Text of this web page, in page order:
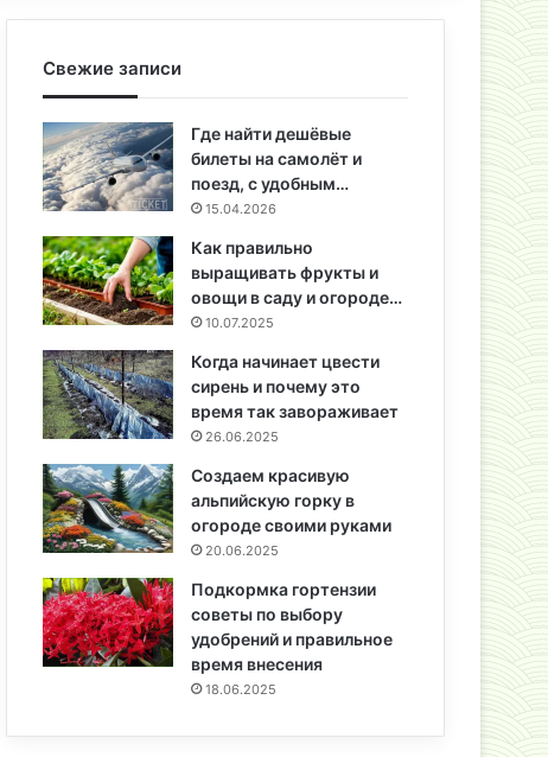
Свежие записи
Где найти дешёвые
билеты на самолёт и
поезд, с удобным…
15.04.2026
Как правильно
выращивать фрукты и
овощи в саду и огороде…
10.07.2025
Когда начинает цвести
сирень и почему это
время так завораживает
26.06.2025
Создаем красивую
альпийскую горку в
огороде своими руками
20.06.2025
Подкормка гортензии
советы по выбору
удобрений и правильное
время внесения
18.06.2025